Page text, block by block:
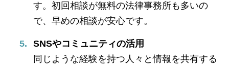
す。初回相談が無料の法律事務所も多いの
で、早めの相談が安心です。
SNSやコミュニティの活用
同じような経験を持つ人々と情報を共有する